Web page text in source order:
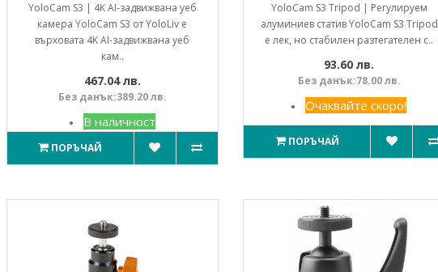
YoloCam S3 | 4K AI-задвижвана уеб
камера YoloCam S3 от YoloLiv е
върховата 4K AI-задвижвана уеб
кам..
467.04 лв.
Без данък:389.20 лв.
В наличност
ПОРЪЧАЙ
YoloCam S3 Tripod | Регулируем
алуминиев статив YoloCam S3 Tripod
е лек, но стабилен разтегателен с..
93.60 лв.
Без данък:78.00 лв.
Очаквайте скоро!
ПОРЪЧАЙ